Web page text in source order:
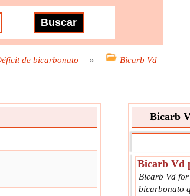
de bicarbonato »
Bicarb Vd
Bicarb
Bicarb Vd
Bicarb Vd
bicarbonato